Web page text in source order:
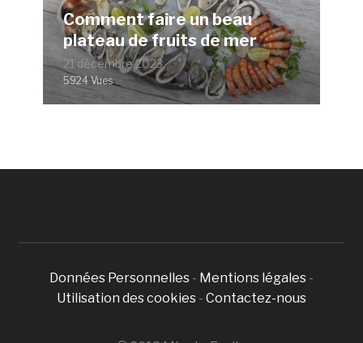
Comment faire un beau
plateau de fruits de mer
21 décembre 2023
5924 Vues
Données Personnelles - Mentions légales -
Utilisation des cookies - Contactez-nous